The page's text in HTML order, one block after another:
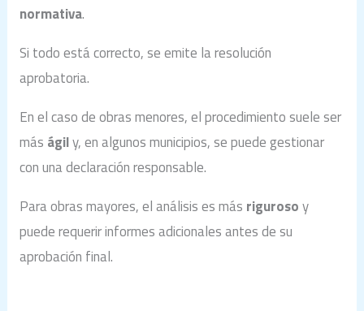
normativa.
Si todo está correcto, se emite la resolución
aprobatoria.
En el caso de obras menores, el procedimiento suele ser
más ágily, en algunos municipios, se puede gestionar
con una declaración responsable.
Para obras mayores, el análisis es más rigurosoy
puede requerir informes adicionales antes de su
aprobación final.